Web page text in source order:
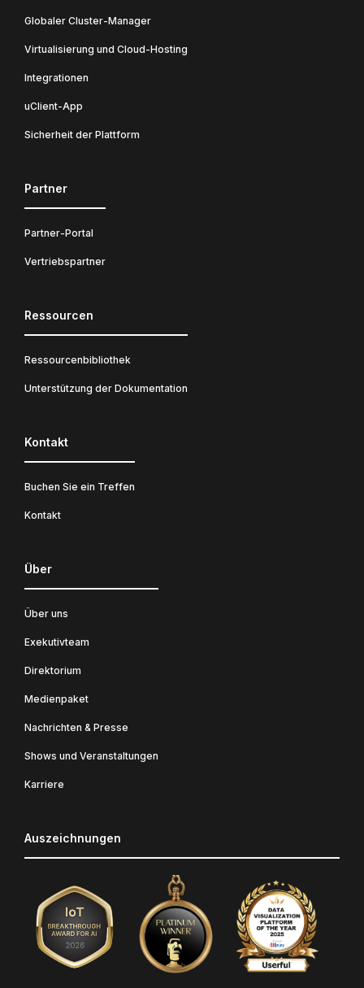
Globaler Cluster-Manager
Virtualisierung und Cloud-Hosting
Integrationen
uClient-App
Sicherheit der Plattform
Partner
Partner-Portal
Vertriebspartner
Ressourcen
Ressourcenbibliothek
Unterstützung der Dokumentation
Kontakt
Buchen Sie ein Treffen
Kontakt
Über
Über uns
Exekutivteam
Direktorium
Medienpaket
Nachrichten & Presse
Shows und Veranstaltungen
Karriere
Auszeichnungen